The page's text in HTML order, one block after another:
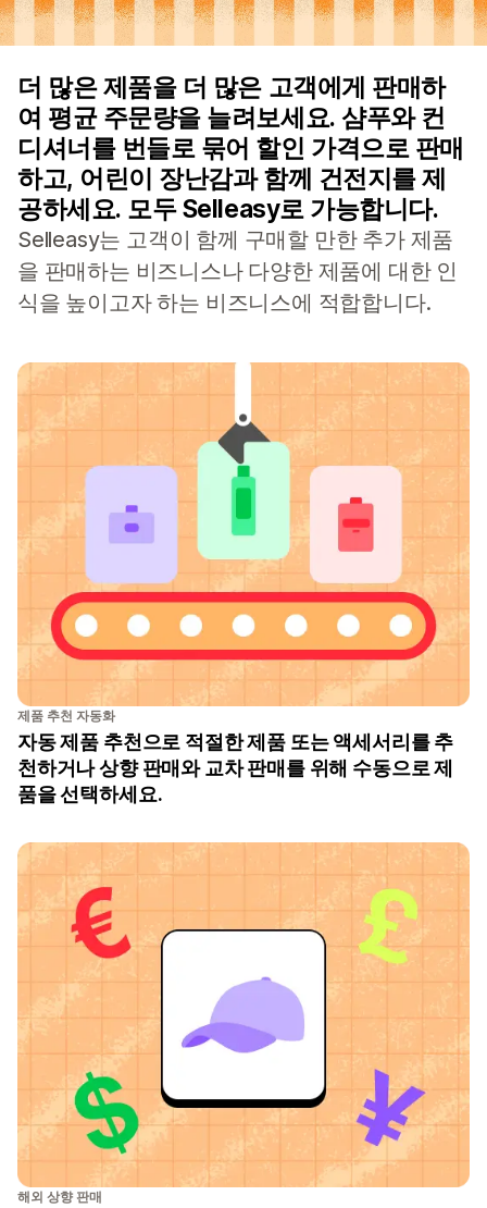
더 많은 제품을 더 많은 고객에게 판매하
여 평균 주문량을 늘려보세요. 샴푸와 컨
디셔너를 번들로 묶어 할인 가격으로 판매
하고, 어린이 장난감과 함께 건전지를 제
공하세요. 모두 Selleasy로 가능합니다.
Selleasy는 고객이 함께 구매할 만한 추가 제품
을 판매하는 비즈니스나 다양한 제품에 대한 인
식을 높이고자 하는 비즈니스에 적합합니다.
제품 추천 자동화
자동 제품 추천으로 적절한 제품 또는 액세서리를 추
천하거나 상향 판매와 교차 판매를 위해 수동으로 제
품을 선택하세요.
해외 상향 판매